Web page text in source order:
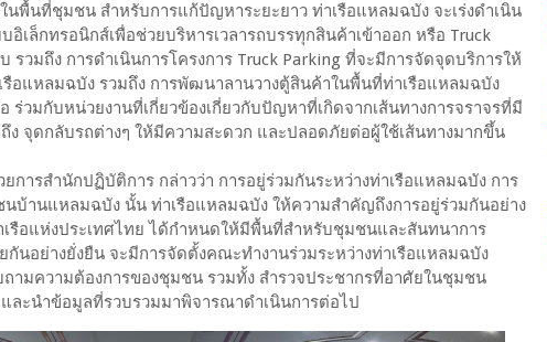
พื้นที่ชุมชน สำหรับการแก้ปัญหาระยะยาว ท่าเรือแหลมฉบัง จะเร่งดำเนิน
เล็กทรอนิกส์เพื่อช่วยบริหารเวลารถบรรทุกสินค้าเข้าออก หรือ Truck
รวมถึง การดำเนินการโครงการ Truck Parking ที่จะมีการจัดจุดบริการให้
รือแหลมฉบัง รวมถึง การพัฒนาลานวางตู้สินค้าในพื้นที่ท่าเรือแหลมฉบัง
ร่วมกับหน่วยงานที่เกี่ยวข้องเกี่ยวกับปัญหาที่เกิดจากเส้นทางการจราจรที่มี
ง จุดกลับรถต่างๆ ให้มีความสะดวก และปลอดภัยต่อผู้ใช้เส้นทางมากขึ้น
การสำนักปฏิบัติการ กล่าวว่า การอยู่ร่วมกันระหว่างท่าเรือแหลมฉบัง การ
นบ้านแหลมฉบัง นั้น ท่าเรือแหลมฉบัง ให้ความสำคัญถึงการอยู่ร่วมกันอย่าง
รือแห่งประเทศไทย ได้กำหนดให้มีพื้นที่สำหรับชุมชนและสันทนาการ
กันอย่างยั่งยืน จะมีการจัดตั้งคณะทำงานร่วมระหว่างท่าเรือแหลมฉบัง
ามความต้องการของชุมชน รวมทั้ง สำรวจประชากรที่อาศัยในชุมชน
ะนำข้อมูลที่รวบรวมมาพิจารณาดำเนินการต่อไป